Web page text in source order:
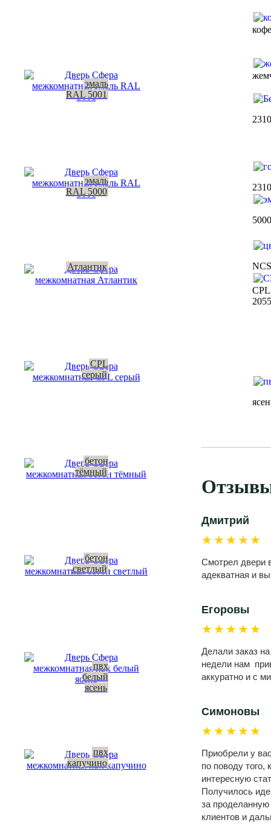
эмаль
RAL 5001
эмаль
RAL 5000
Атлантик
CPL
серый
бетон
тёмный
бетон
светлый
пвх
белый
ясень
пвх
капучино
Дмитрий
★★★★★
Смотрел двери
адекватная и
Егоровы
★★★★★
Делали заказ
недели нам
аккуратно и с
Симоновы
★★★★★
Приобрели у
по поводу
интересную
Получилось
за
клиентов и